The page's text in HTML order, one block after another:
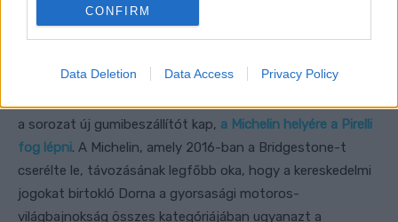
CONFIRM
Data Deletion Data Access Privacy Policy